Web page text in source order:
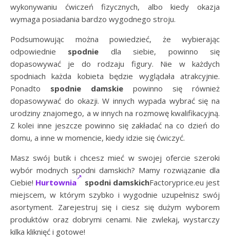
wykonywaniu ćwiczeń fizycznych, albo kiedy okazja
wymaga posiadania bardzo wygodnego stroju.
Podsumowując można powiedzieć, że wybierając
odpowiednie spodnie dla siebie, powinno się
dopasowywać je do rodzaju figury. Nie w każdych
spodniach każda kobieta będzie wyglądała atrakcyjnie.
Ponadto spodnie damskie powinno się również
dopasowywać do okazji. W innych wypada wybrać się na
urodziny znajomego, a w innych na rozmowę kwalifikacyjną.
Z kolei inne jeszcze powinno się zakładać na co dzień do
domu, a inne w momencie, kiedy idzie się ćwiczyć.
Masz swój butik i chcesz mieć w swojej ofercie szeroki
wybór modnych spodni damskich? Mamy rozwiązanie dla
Ciebie! Hurtownia spodni damskichFactoryprice.eu jest
miejscem, w którym szybko i wygodnie uzupełnisz swój
asortyment. Zarejestruj się i ciesz się dużym wyborem
produktów oraz dobrymi cenami. Nie zwlekaj, wystarczy
kilka kliknięć i gotowe!